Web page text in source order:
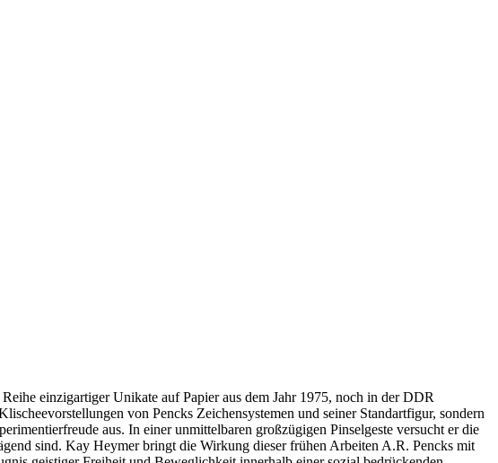
einzigartiger Unikate auf Papier aus dem Jahr 1975, noch in der DDR
von Pencks Zeichensystemen und seiner Standartfigur, sondern
aus. In einer unmittelbaren großzügigen Pinselgeste versucht er die
sind. Kay Heymer bringt die Wirkung dieser frühen Arbeiten A.R. Pencks mit